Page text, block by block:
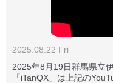
2025.08.22 Fri
2025年8月19日群馬県立
「iTanQX」は上記の